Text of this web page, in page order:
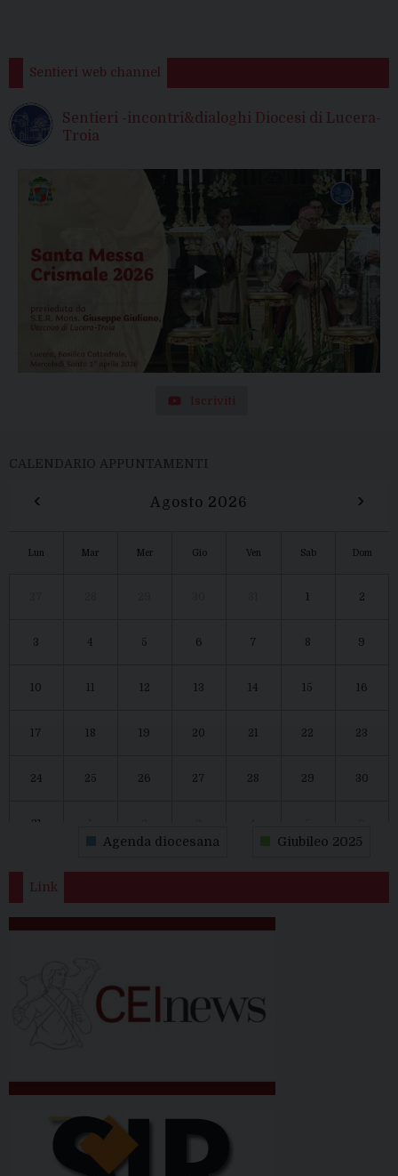
Sentieri web channel
Sentieri -incontri&dialoghi Diocesi di Lucera-
Troia
Iscriviti
CALENDARIO APPUNTAMENTI
‹ Agosto 2026 ›
Lun Mar Mer Gio Ven Sab Dom
2
3 4 5 6 7 8 9
10 12 13 14 15 16
17 18 19 20 21 22 23
24 25 26 27 28 29 30
31
Agenda diocesana Giubileo 2025
Link